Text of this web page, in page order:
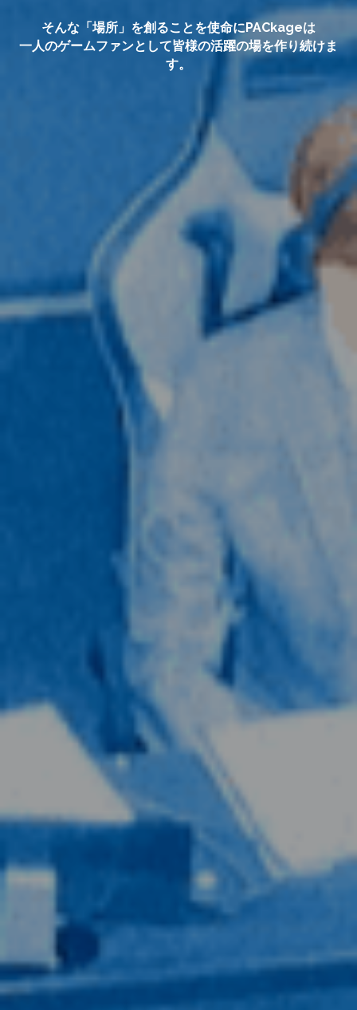
そんな「場所」を創ることを使命にPACkageは
一人のゲームファンとして皆様の活躍の場を作り続けま
す。